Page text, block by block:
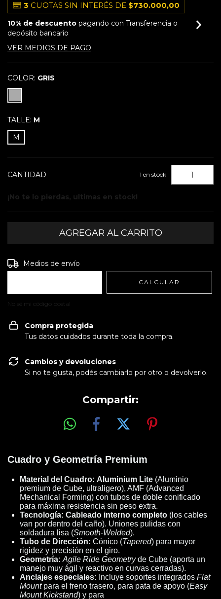
3 CUOTAS SIN INTERÉS DE $730.000,00
10% de descuento pagando con Transferencia o
depósito bancario
VER MEDIOS DE PAGO
COLOR: GRIS
TALLE: M
M
CANTIDAD 1 en stock
¡No te lo pierdas, ultimas en stock!
Entregas para el CP:
Medios de envío
CALCULAR
No sé mi código postal
Compra protegida
Tus datos cuidados durante toda la compra.
Cambios y devoluciones
Si no te gusta, podés cambiarlo por otro o devolverlo.
Compartir:
Cuadro y Geometría Premium
Material del Cuadro: Aluminium Lite (Aluminio
premium de Cube, ultraligero), AMF (Advanced
Mechanical Forming) con tubos de doble conificado
para máxima resistencia sin peso extra.
Tecnología: Cableado interno completo (los cables
van por dentro del caño). Uniones pulidas con
soldadura lisa (Smooth-Welded).
Tubo de Dirección: Cónico (Tapered) para mayor
rigidez y precisión en el giro.
Geometría: Agile Ride Geometryde Cube (aporta un
manejo muy ágil y reactivo en curvas cerradas).
Anclajes especiales: Incluye soportes integrados Flat
Mountpara el freno trasero, para pata de apoyo (Easy
Mount Kickstand) y para